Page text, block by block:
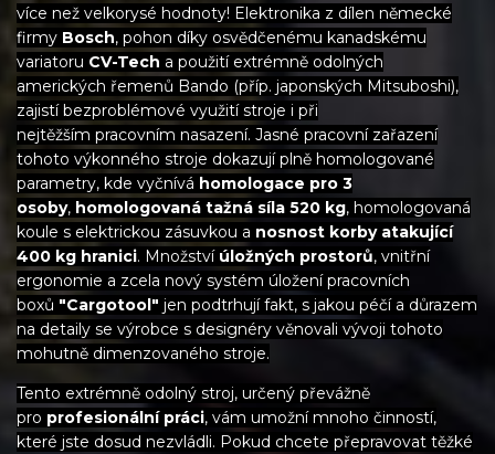
více než velkorysé hodnoty! Elektronika z dílen německé
firmy Bosch, pohon díky osvědčenému kanadskému
variatoru CV-Tech a použití extrémně odolných
amerických řemenů Bando (příp. japonských Mitsuboshi),
zajistí bezproblémové využití stroje i při
nejtěžším pracovním nasazení. Jasné pracovní zařazení
tohoto výkonného stroje dokazují plně homologované
parametry, kde vyčnívá homologace pro 3
osoby, homologovaná tažná síla 520 kg, homologovaná
koule s elektrickou zásuvkou a nosnost korby atakující
400 kg hranici. Množstvíúložných prostorů, vnitřní
ergonomie a zcela nový systém úložení pracovních
boxů "Cargotool" jen podtrhují fakt, s jakou péčí a důrazem
na detaily se výrobce s designéry věnovali vývoji tohoto
mohutně dimenzovaného stroje.
Tento extrémně odolný stroj, určený převážně
pro profesionální práci, vám umožní mnoho činností,
které jste dosud nezvládli. Pokud chcete přepravovat těžké